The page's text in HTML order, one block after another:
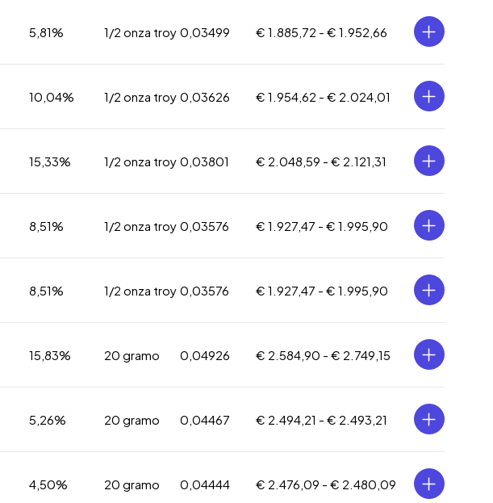
5,81% 1/2 onza troy 0,03499 € 1.885,72 - € 1.952,66
10,04% 1/2 onza troy 0,03626 € 1.954,62 - € 2.024,01
15,33% 1/2 onza troy 0,03801 € 2.048,59 - € 2.121,31
8,51% 1/2 onza troy 0,03576 € 1.927,47 - € 1.995,90
8,51% 1/2 onza troy 0,03576 € 1.927,47 - € 1.995,90
15,83% 20 gramo 0,04926 € 2.584,90 - € 2.749,15
5,26% 20 gramo 0,04467 € 2.494,21 - € 2.493,21
4,50% 20 gramo 0,04444 € 2.476,09 - € 2.480,09